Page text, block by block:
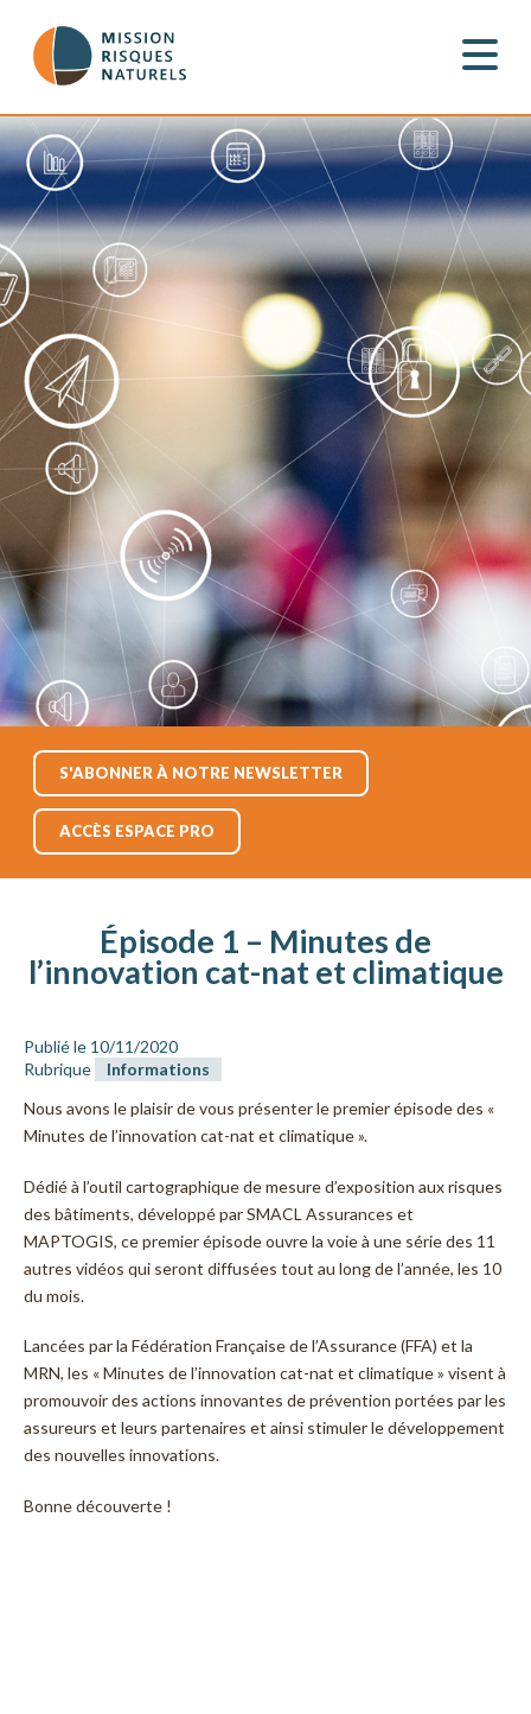
S'ABONNER À NOTRE NEWSLETTER
ACCÈS ESPACE PRO
Épisode 1 – Minutes de
l’innovation cat-nat et climatique
Publié le 10/11/2020
Rubrique
Informations
Nous avons le plaisir de vous présenter le premier épisode des «
Minutes de l’innovation cat-nat et climatique ».
Dédié à l’outil cartographique de mesure d’exposition aux risques
des bâtiments, développé par SMACL Assurances et
MAPTOGIS, ce premier épisode ouvre la voie à une série des 11
autres vidéos qui seront diffusées tout au long de l’année, les 10
du mois.
Lancées par la Fédération Française de l’Assurance (FFA) et la
MRN, les « Minutes de l’innovation cat-nat et climatique » visent à
promouvoir des actions innovantes de prévention portées par les
assureurs et leurs partenaires et ainsi stimuler le développement
des nouvelles innovations.
Bonne découverte !